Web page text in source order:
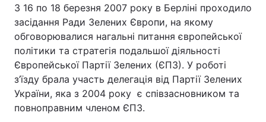
З 16 по 18 березня 2007 року в Берліні проходило
засідання Ради Зелених Європи, на якому
обговорювалися нагальні питання європейської
політики та стратегія подальшої діяльності
Європейської Партії Зелених (ЄПЗ). У роботі
з’їзду брала участь делегація від Партії Зелених
України, яка з 2004 року є співзасновником та
повноправним членом ЄПЗ.